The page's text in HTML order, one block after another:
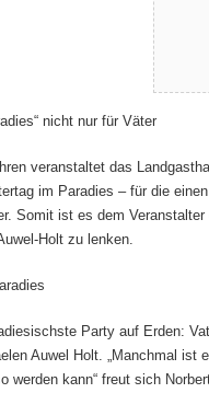
nicht nur für Väter
veranstaltet das
im Paradies – für die
Somit ist es dem
Holt zu lenken.
Party auf Erden:
Auwel Holt. „Manchmal
werden kann“ freut sich